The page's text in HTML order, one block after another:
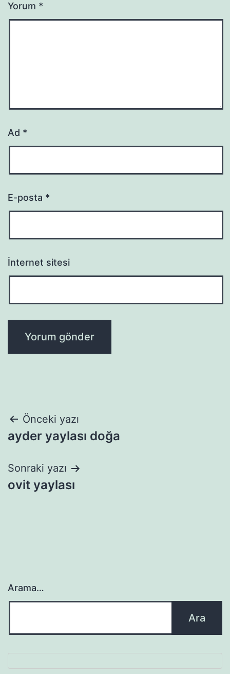
Yorum *
Ad *
E-posta *
İnternet sitesi
Yazı
gezinmesi
Önceki yazı
ayder yaylası doğa
Sonraki yazı
ovit yaylası
Arama…